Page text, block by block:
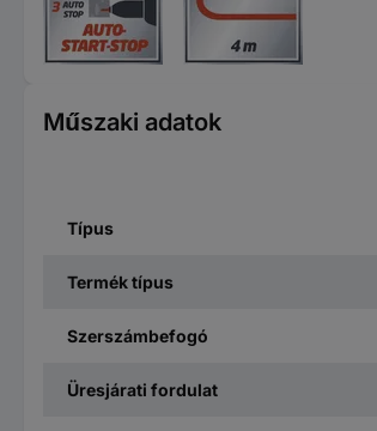
Műszaki adatok
Típus
Termék típus
Szerszámbefogó
Üresjárati fordulat